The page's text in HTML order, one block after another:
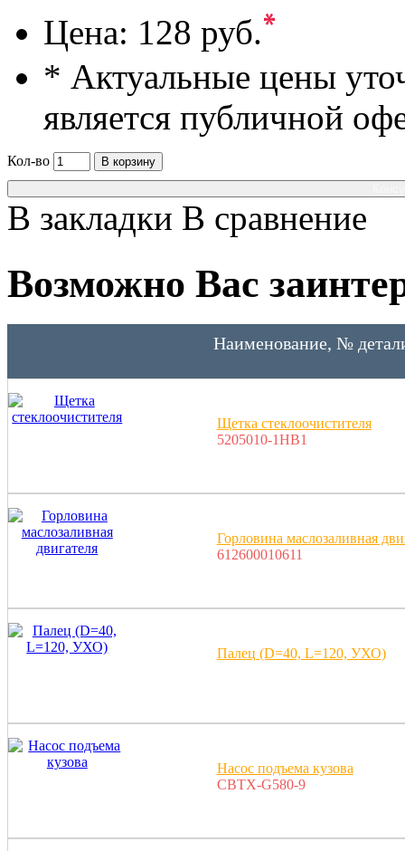
Цена: 128 руб.*
* Актуальные цены
является публичной
Кол-во
В корзину
В закладки В сравнение
Возможно Вас
Наименование, №
Щетка стеклоочистителя
5205010-1HB1
Горловина маслозаливная
612600010611
Палец (D=40, L=120, УХО)
Насос подъема кузова
CBTX-G580-9